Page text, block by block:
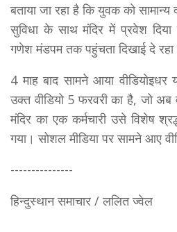
बताया जा रहा है कि युवक को
सुविधा के साथ मंदिर में प्रवेश दिया
गणेश मंडपम तक पहुंचता दिखाई दे रहा
4 माह बाद सामने आया वीडियोइधर
उक्त वीडियो 5 फरवरी का है, जो
मंदिर का एक कर्मचारी उसे विशेष
गया। सोशल मीडिया पर सामने आए
---------------
हिन्दुस्थान समाचार / ललित ज्‍वेल